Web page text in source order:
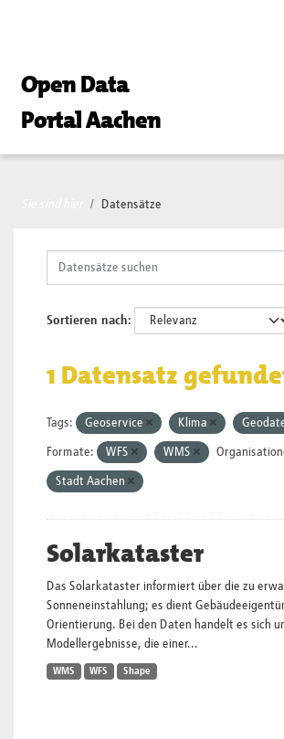
Open Data
Portal Aachen
Datensätze
Sortieren nach
1 Datensatz
Tags: Geoservice Klima
Formate: WFS WMS
Stadt Aachen
Solarkataster
Das Solarkataster informiert über die zu
Sonneneinstahlung; es dient
Orientierung. Bei den Daten handelt es sich
Modellergebnisse, die einer...
WMS WFS Shape